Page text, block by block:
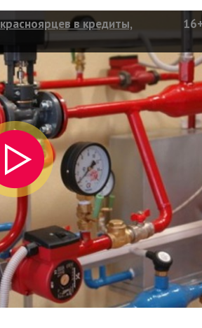
в кредиты,